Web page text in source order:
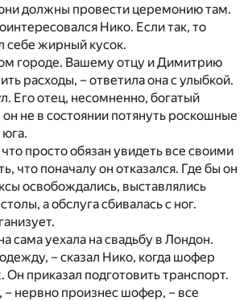
должны провести церемонию там.
Нико. Если так, то
себе жирный кусок.
городе. Вашему отцу и Димитрию
расходы, – ответила она с улыбкой.
Его отец, несомненно, богатый
не в состоянии потянуть роскошные
просто обязан увидеть все своими
что поначалу он отказался. Где бы он
освобождались, выставлялись
а обслуга сбивалась с ног.
сама уехала на свадьбу в Лондон.
– сказал Нико, когда шофер
Он приказал подготовить транспорт.
– нервно произнес шофер, – все